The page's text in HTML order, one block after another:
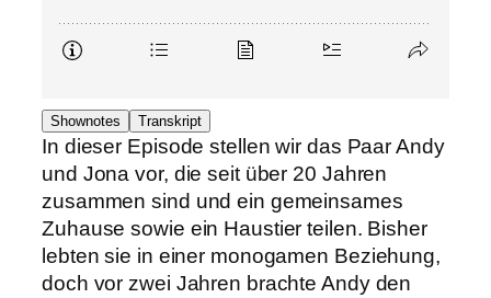
Shownotes Transkript
In dieser Episode stellen wir das Paar Andy
und Jona vor, die seit über 20 Jahren
zusammen sind und ein gemeinsames
Zuhause sowie ein Haustier teilen. Bisher
lebten sie in einer monogamen Beziehung,
doch vor zwei Jahren brachte Andy den